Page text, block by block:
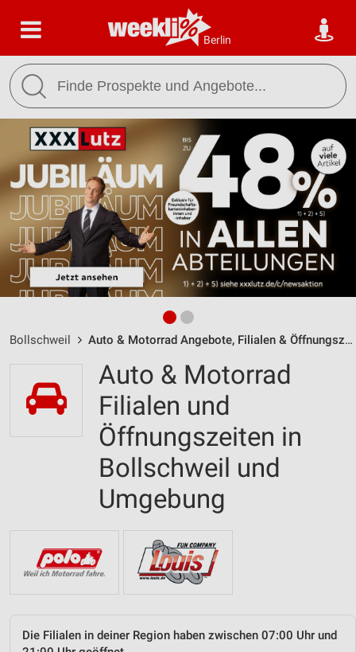
Berlin
Bollschweil Auto & Motorrad Angebote, Filialen & Öffnungszeiten
Auto & Motorrad
Filialen und
Öffnungszeiten in
Bollschweil und
Umgebung
Die Filialen in deiner Region haben zwischen 07:00 Uhr und